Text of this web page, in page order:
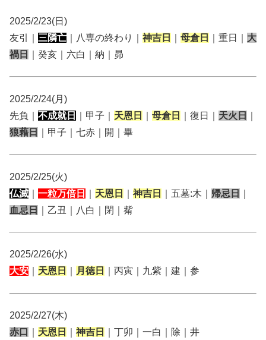
2025/2/23(日)
友引｜ 三隣亡 ｜八専の終わり｜ 神吉日 母倉日 ｜重日｜ 大
禍日
｜癸亥｜六白｜納｜昴
2025/2/24(月)
先負｜ 不成就日 ｜甲子｜ 天恩日 母倉日 ｜復日｜ 天火日
狼藉日
｜甲子｜七赤｜開｜畢
2025/2/25(火)
仏滅
一粒万倍日 天恩日 神吉日 ｜五墓:木｜ 帰忌日
血忌日
｜乙丑｜八白｜閉｜觜
2025/2/26(水)
大安
天恩日 月徳日 ｜丙寅｜九紫｜建｜参
2025/2/27(木)
赤口
天恩日 神吉日 ｜丁卯｜一白｜除｜井